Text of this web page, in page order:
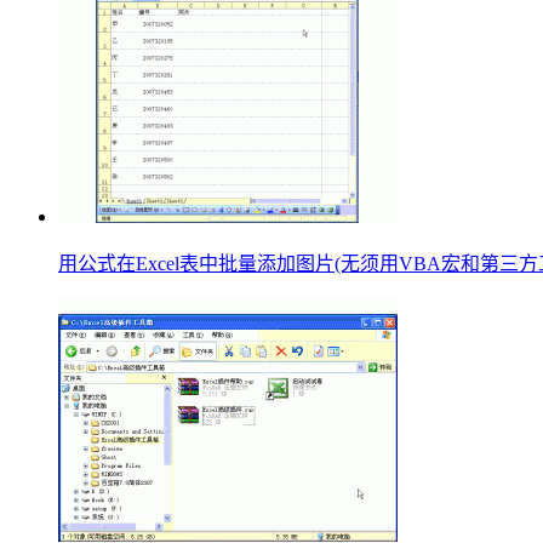
用公式在Excel表中批量添加图片(无须用VBA宏和第三方